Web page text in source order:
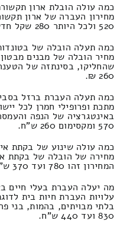
כמה עולה הובלת ארון
מחירון העברה של ארון
520 ולכל היותר 280 שקל חדש.
כמה תעלה הובלה של
מחיר הובלה של מבנים מבטון
260 ₪.
כמה תעלה העברת ברזל
מתכת ופרופילי חמרן לכל
באינטגרציה של הנפה
570 ומקסימום 260 ש"ח.
כמה עולה שינוע של בקתת
מחירה של הובלה של בקתת
המחירון זהו 780 ועד 370 ש"ח.
מה יעלה העברת בעלי חיים
עלויות העברת חיות בית
בלתי מבויתים, בהמות, בני
830 ועד 440 ש"ח.